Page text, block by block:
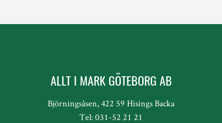
ALLT I MARK GÖTEBORG AB
Björningsåsen, 422 59 Hisings Backa
Tel: 031-52 21 21